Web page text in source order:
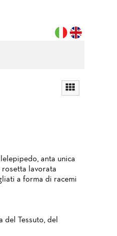
anta unica
rosetta lavorata
a forma di racemi
del Tessuto, del